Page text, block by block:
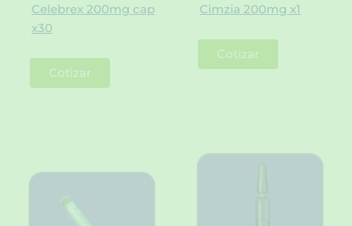
Celebrex 200mg cap
x30
Cotizar
Cimzia 200mg x1
Cotizar